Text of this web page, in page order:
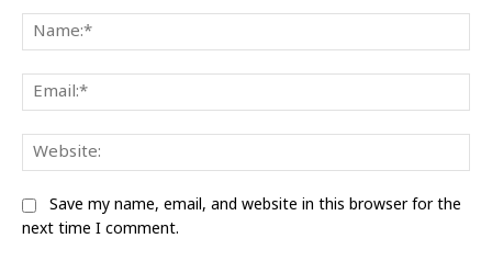
Save my name, email, and website in this browser for the
next time I comment.